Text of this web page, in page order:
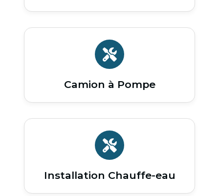
Camion à Pompe
Installation Chauffe-eau